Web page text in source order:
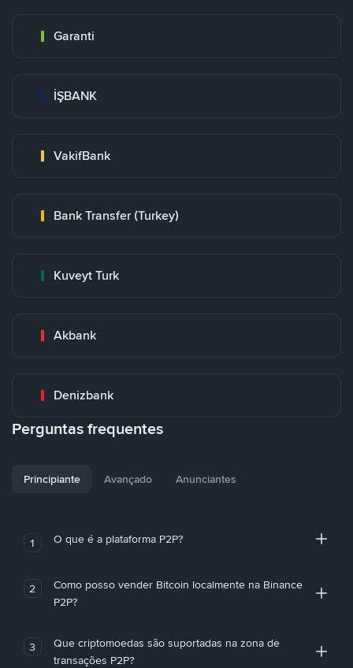
Garanti
İŞBANK
VakifBank
Bank Transfer (Turkey)
Kuveyt Turk
Akbank
Denizbank
Perguntas frequentes
Principiante Avançado Anunciantes
1 O que é a plataforma P2P?
2
Como posso vender Bitcoin localmente na Binance
P2P?
3
Que criptomoedas são suportadas na zona de
transações P2P?